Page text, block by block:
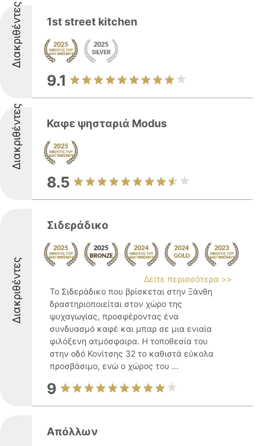
Διακριθέντες 1st street kitchen
9.1
Διακριθέντες Καφε ψησταριά Modus
8.5
Διακριθέντες
Σιδεράδικο
Δείτε περισσότερα >>
Το Σιδεράδικο που βρίσκεται στην Ξάνθη
δραστηριοποιείται στον χώρο της
ψυχαγωγίας, προσφέροντας ένα
συνδυασμό καφέ και μπαρ σε μια ενιαία
φιλόξενη ατμόσφαιρα. Η τοποθεσία του
στην οδό Κονίτσης 32 το καθιστά εύκολα
προσβάσιμο, ενώ ο χώρος του ...
9
Απόλλων